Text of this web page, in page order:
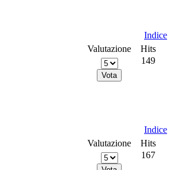
Indice
Valutazione
Hits
149
Indice
Valutazione
Hits
167